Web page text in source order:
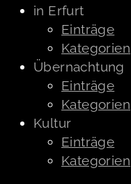
in Erfurt
Einträge
Kategorien
Übernachtung
Einträge
Kategorien
Kultur
Einträge
Kategorien